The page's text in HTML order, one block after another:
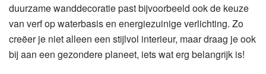
duurzame wanddecoratie past bijvoorbeeld ook de keuze
van verf op waterbasis en energiezuinige verlichting. Zo
creëer je niet alleen een stijlvol interieur, maar draag je ook
bij aan een gezondere planeet, iets wat erg belangrijk is!